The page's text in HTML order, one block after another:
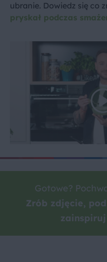
ubranie. Dowiedz się co
pryskał podczas
Gotowe?
Zrób zdjęcie,